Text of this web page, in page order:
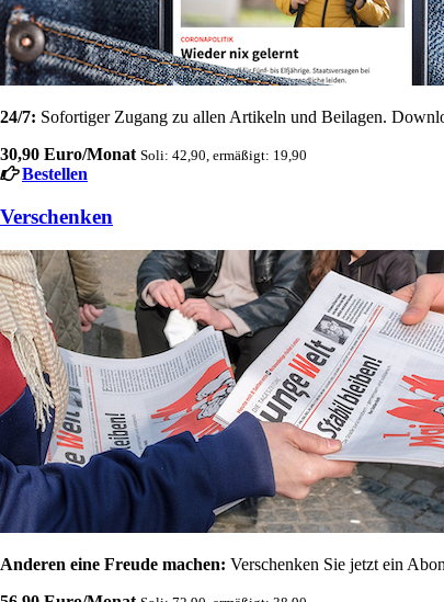
24/7: Sofortiger Zugang zu allen Artikeln und Beilagen.
30,90 Euro/Monat Soli: 42,90, ermäßigt: 19,90
Bestellen
Verschenken
Anderen eine Freude machen: Verschenken Sie jetzt ein